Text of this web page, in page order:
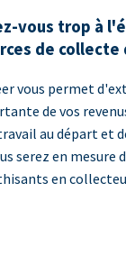
vous trop à
de collecte
vous permet
de vos
au départ et
serez en mesure
en